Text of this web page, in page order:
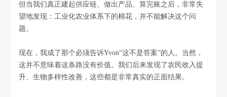
但当我们真正建起供应链、做出产品、算完账之后，非常失
望地发现：工业化农业体系下的棉花，并不能解决这个问
题。
现在，我成了那个必须告诉Yvon“这不是答案”的人。当然，
这并不意味着这条路没有价值。我们后来发现了农民收入提
升、生物多样性改善，这些都是非常真实的正面结果。